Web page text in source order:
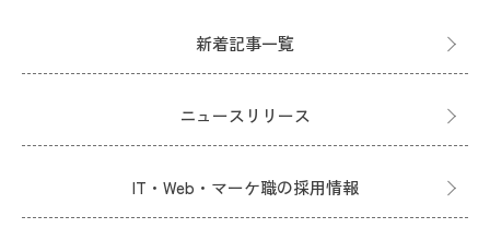
新着記事一覧
ニュースリリース
IT・Web・マーケ職の採用情報